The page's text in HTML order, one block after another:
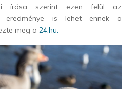
írása szerint ezen felül az
eredménye is lehet ennek a
meg a 24.hu.